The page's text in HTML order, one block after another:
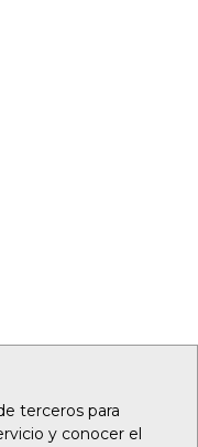
terceros para
y conocer el